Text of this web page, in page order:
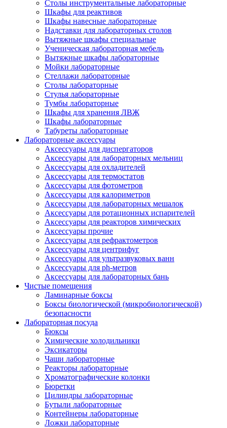
Столы инструментальные лабораторные
Шкафы для реактивов
Шкафы навесные лабораторные
Надставки для лабораторных столов
Вытяжные шкафы специальные
Ученическая лабораторная мебель
Вытяжные шкафы лабораторные
Мойки лабораторные
Стеллажи лабораторные
Столы лабораторные
Стулья лабораторные
Тумбы лабораторные
Шкафы для хранения ЛВЖ
Шкафы лабораторные
Табуреты лабораторные
Лабораторные аксессуары
Аксессуары для диспергаторов
Аксессуары для лабораторных мельниц
Аксессуары для охладителей
Аксессуары для термостатов
Аксессуары для фотометров
Аксессуары для калориметров
Аксессуары для лабораторных мешалок
Аксессуары для ротационных испарителей
Аксессуары для реакторов химических
Аксессуары прочие
Аксессуары для рефрактометров
Аксессуары для центрифуг
Аксессуары для ультразвуковых ванн
Аксессуары для ph-метров
Аксессуары для лабораторных бань
Чистые помещения
Ламинарные боксы
Боксы биологической (микробиологической)
безопасности
Лабораторная посуда
Бюксы
Химические холодильники
Эксикаторы
Чаши лабораторные
Реакторы лабораторные
Хроматографические колонки
Бюретки
Цилиндры лабораторные
Бутыли лабораторные
Контейнеры лабораторные
Ложки лабораторные